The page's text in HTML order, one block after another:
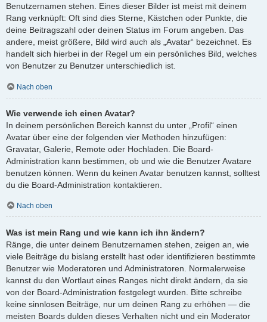
Benutzernamen stehen. Eines dieser Bilder ist meist mit deinem
Rang verknüpft: Oft sind dies Sterne, Kästchen oder Punkte, die
deine Beitragszahl oder deinen Status im Forum angeben. Das
andere, meist größere, Bild wird auch als „Avatar“ bezeichnet. Es
handelt sich hierbei in der Regel um ein persönliches Bild, welches
von Benutzer zu Benutzer unterschiedlich ist.
Nach oben
Wie verwende ich einen Avatar?
In deinem persönlichen Bereich kannst du unter „Profil“ einen
Avatar über eine der folgenden vier Methoden hinzufügen:
Gravatar, Galerie, Remote oder Hochladen. Die Board-
Administration kann bestimmen, ob und wie die Benutzer Avatare
benutzen können. Wenn du keinen Avatar benutzen kannst, solltest
du die Board-Administration kontaktieren.
Nach oben
Was ist mein Rang und wie kann ich ihn ändern?
Ränge, die unter deinem Benutzernamen stehen, zeigen an, wie
viele Beiträge du bislang erstellt hast oder identifizieren bestimmte
Benutzer wie Moderatoren und Administratoren. Normalerweise
kannst du den Wortlaut eines Ranges nicht direkt ändern, da sie
von der Board-Administration festgelegt wurden. Bitte schreibe
keine sinnlosen Beiträge, nur um deinen Rang zu erhöhen — die
meisten Boards dulden dieses Verhalten nicht und ein Moderator